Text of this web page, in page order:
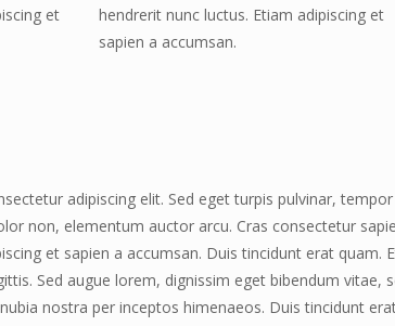
et
hendrerit nunc luctus. Etiam adipiscing et
sapien a accumsan.
adipiscing elit. Sed eget turpis pulvinar,
non, elementum auctor arcu. Cras consectetur
et sapien a accumsan. Duis tincidunt erat quam.
Sed augue lorem, dignissim eget bibendum vitae,
nostra per inceptos himenaeos. Duis tincidunt